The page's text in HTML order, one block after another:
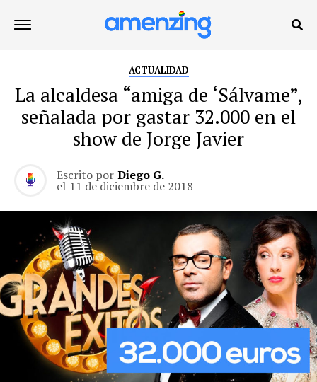
ACTUALIDAD
La alcaldesa “amiga de ‘Sálvame”,
señalada por gastar 32.000 en el
show de Jorge Javier
Escrito por Diego G.
el 11 de diciembre de 2018